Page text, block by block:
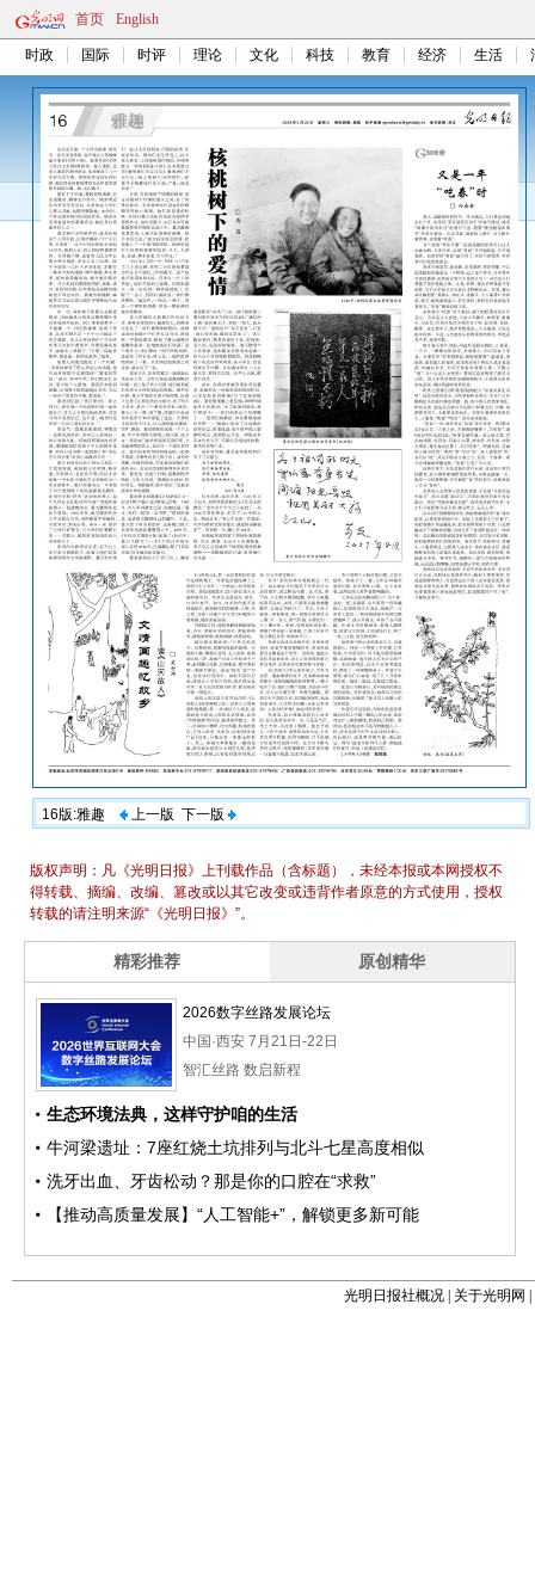
首页 English
时政 国际 时评 理论 文化 科技 教育 经济 生活
16版:雅趣 上一版 下一版
光明日报社概况 关于光明网